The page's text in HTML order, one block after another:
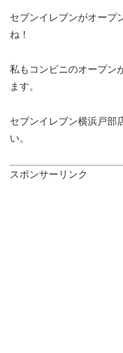
セブンイレブンがオープ
ね！
私もコンビニのオープン
ます。
セブンイレブン横浜戸部
い。
スポンサーリンク